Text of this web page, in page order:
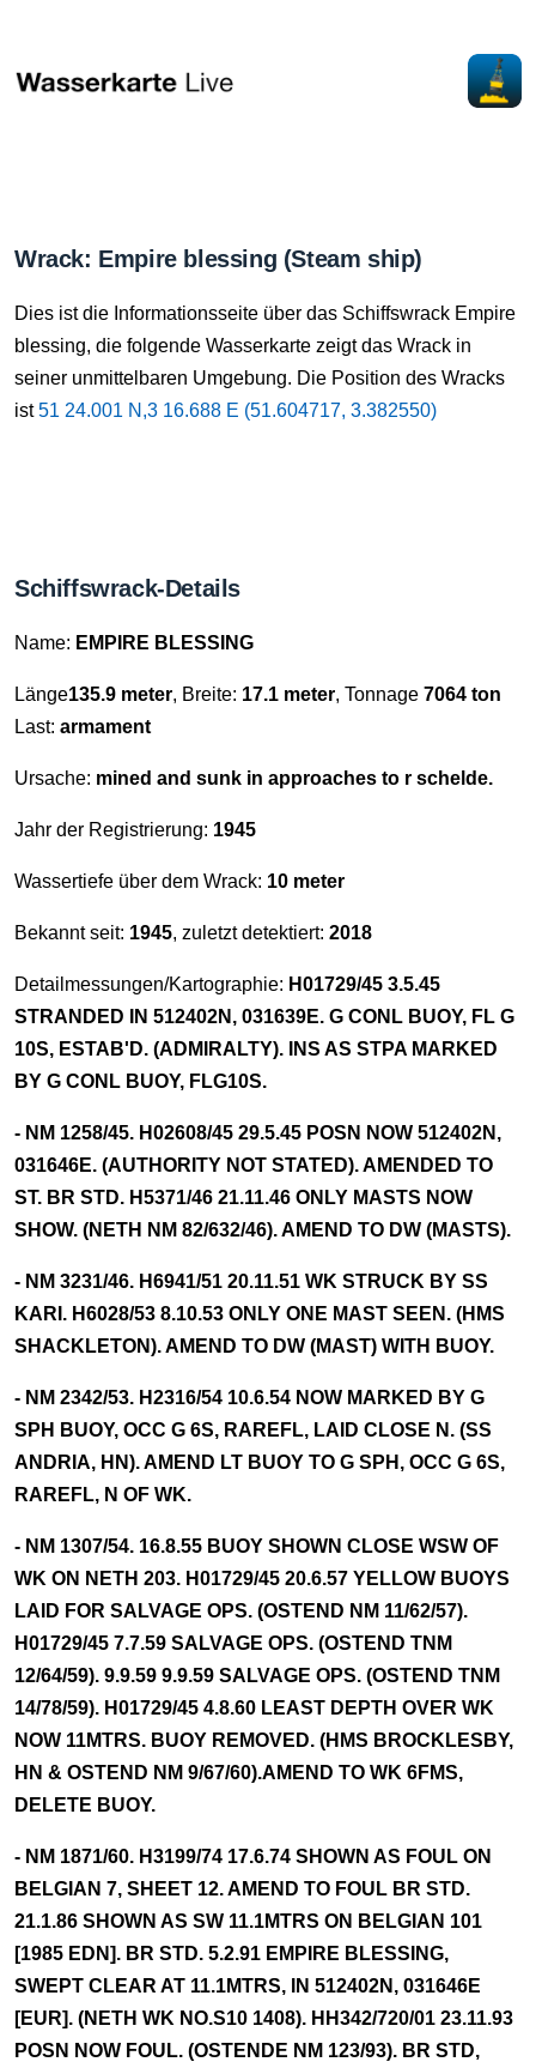
Wrack: Empire blessing (Steam ship)
Dies ist die Informationsseite über das Schiffswrack Empire
blessing, die folgende Wasserkarte zeigt das Wrack in
seiner unmittelbaren Umgebung. Die Position des Wracks
ist51 24.001 N,3 16.688 E (51.604717, 3.382550)
Schiffswrack-Details
Name: EMPIRE BLESSING
Länge135.9 meter, Breite: 17.1 meter, Tonnage 7064 ton
Last: armament
Ursache: mined and sunk in approaches to r schelde.
Jahr der Registrierung: 1945
Wassertiefe über dem Wrack: 10 meter
Bekannt seit: 1945, zuletzt detektiert: 2018
Detailmessungen/Kartographie: H01729/45 3.5.45
STRANDED IN 512402N, 031639E. G CONL BUOY, FL G
10S, ESTAB'D. (ADMIRALTY). INS AS STPA MARKED
BY G CONL BUOY, FLG10S.
- NM 1258/45. H02608/45 29.5.45 POSN NOW 512402N,
031646E. (AUTHORITY NOT STATED). AMENDED TO
ST. BR STD. H5371/46 21.11.46 ONLY MASTS NOW
SHOW. (NETH NM 82/632/46). AMEND TO DW (MASTS).
- NM 3231/46. H6941/51 20.11.51 WK STRUCK BY SS
KARI. H6028/53 8.10.53 ONLY ONE MAST SEEN. (HMS
SHACKLETON). AMEND TO DW (MAST) WITH BUOY.
- NM 2342/53. H2316/54 10.6.54 NOW MARKED BY G
SPH BUOY, OCC G 6S, RAREFL, LAID CLOSE N. (SS
ANDRIA, HN). AMEND LT BUOY TO G SPH, OCC G 6S,
RAREFL, N OF WK.
- NM 1307/54. 16.8.55 BUOY SHOWN CLOSE WSW OF
WK ON NETH 203. H01729/45 20.6.57 YELLOW BUOYS
LAID FOR SALVAGE OPS. (OSTEND NM 11/62/57).
H01729/45 7.7.59 SALVAGE OPS. (OSTEND TNM
12/64/59). 9.9.59 9.9.59 SALVAGE OPS. (OSTEND TNM
14/78/59). H01729/45 4.8.60 LEAST DEPTH OVER WK
NOW 11MTRS. BUOY REMOVED. (HMS BROCKLESBY,
HN & OSTEND NM 9/67/60).AMEND TO WK 6FMS,
DELETE BUOY.
- NM 1871/60. H3199/74 17.6.74 SHOWN AS FOUL ON
BELGIAN 7, SHEET 12. AMEND TO FOUL BR STD.
21.1.86 SHOWN AS SW 11.1MTRS ON BELGIAN 101
[1985 EDN]. BR STD. 5.2.91 EMPIRE BLESSING,
SWEPT CLEAR AT 11.1MTRS, IN 512402N, 031646E
[EUR]. (NETH WK NO.S10 1408). HH342/720/01 23.11.93
POSN NOW FOUL. (OSTENDE NM 123/93). BR STD,